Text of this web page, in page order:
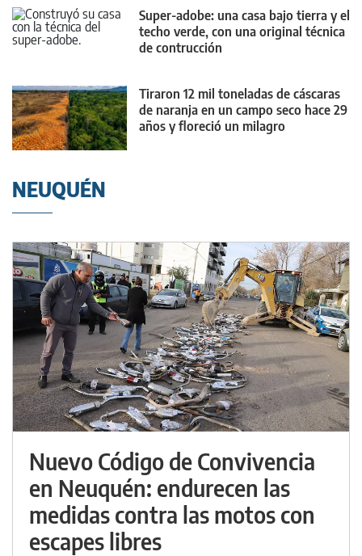
Super-adobe: una casa bajo tierra y el
techo verde, con una original técnica
de contrucción
Tiraron 12 mil toneladas de cáscaras
de naranja en un campo seco hace 29
años y floreció un milagro
NEUQUÉN
Nuevo Código de Convivencia
en Neuquén: endurecen las
medidas contra las motos con
escapes libres